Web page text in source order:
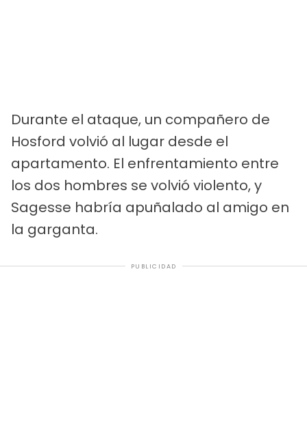
Durante el ataque, un compañero de
Hosford volvió al lugar desde el
apartamento. El enfrentamiento entre
los dos hombres se volvió violento, y
Sagesse habría apuñalado al amigo en
la garganta.
PUBLICIDAD